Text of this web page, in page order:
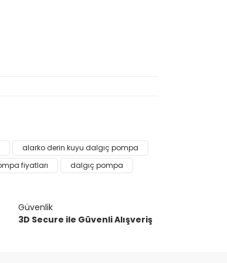
iletebilirsiniz.
alarko derin kuyu dalgıç pompa
fiyatları dalgıç pompa
Güvenlik
3D Secure ile Güvenli Alışveriş